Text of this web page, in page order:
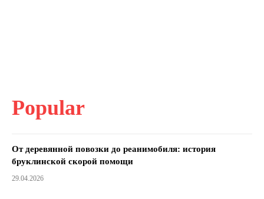
Popular
От деревянной повозки до реанимобиля: история
бруклинской скорой помощи
29.04.2026